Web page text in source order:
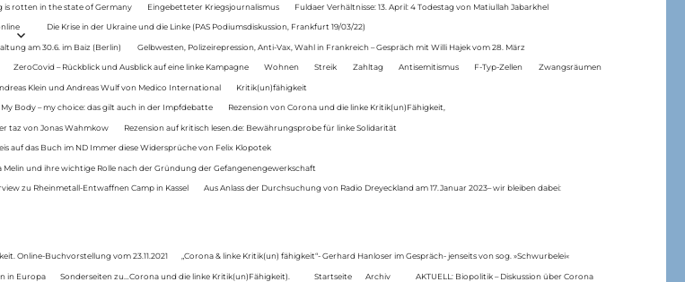
is rotten in the state of Germany Eingebetteter Kriegsjournalismus Fuldaer Verhältnisse: 13. April: 4 Todestag von Matiul­lah Jabarkhel
Die Krise in der Ukraine und die Linke (PAS Podiumsdiskussion, Frankfurt 19/03/22)
am 30.6. im Baiz (Berlin) Gelbwesten, Polizeirepression, Anti-Vax, Wahl in Frankreich – Gespräch mit Willi Hajek vom 28. März
ZeroCovid – Rückblick und Ausblick auf eine linke Kampagne Wohnen Streik Zahltag Antisemitismus F-Typ-Zellen Zwangsräumen
Klein und Andreas Wulf von Medico International Kritik(un)fähigkeit
My Body – my choice: das gilt auch in der Impfdebatte Rezension von Corona und die linke Kritik(un)Fähigkeit,
taz von Jonas Wahmkow Rezension auf kritisch lesen.de: Bewährungsprobe für linke Solidarität
auf das Buch im ND Immer diese Widersprüche von Felix Klopotek
Melin und ihre wichtige Rolle nach der Gründung der Gefangenengewerkschaft
zu Rheinmetall-Entwaffnen Camp in Kassel Aus Anlass der Durchsuchung von Radio Dreyeckland am 17.Januar 2023– wir bleiben dabei:
Online-Buchvorstellung vom 23.11.2021 „Corona & linke Kritik(un) fähigkeit“- Gerhard Hanloser im Gespräch- jenseits von sog. »Schwurbelei«
in Europa Sonderseiten zu…Corona und die linke Kritik(un)Fähigkeit). Startseite Archiv AKTUELL: Biopolitik – Diskussion über Corona